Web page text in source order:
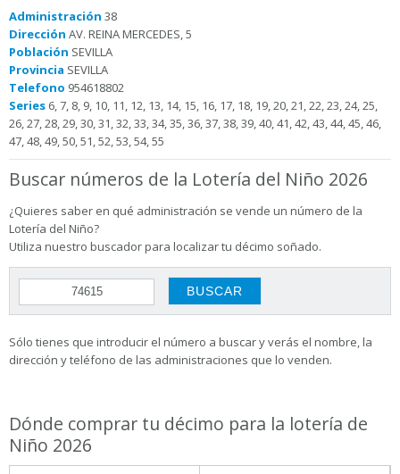
Administración 38
Dirección AV. REINA MERCEDES, 5
Población SEVILLA
Provincia SEVILLA
Telefono 954618802
Series 6, 7, 8, 9, 10, 11, 12, 13, 14, 15, 16, 17, 18, 19, 20, 21, 22, 23, 24, 25,
26, 27, 28, 29, 30, 31, 32, 33, 34, 35, 36, 37, 38, 39, 40, 41, 42, 43, 44, 45, 46,
47, 48, 49, 50, 51, 52, 53, 54, 55
Buscar números de la Lotería del Niño 2026
¿Quieres saber en qué administración se vende un número de la
Lotería del Niño?
Utiliza nuestro buscador para localizar tu décimo soñado.
Sólo tienes que introducir el número a buscar y verás el nombre, la
dirección y teléfono de las administraciones que lo venden.
Dónde comprar tu décimo para la lotería de
Niño 2026